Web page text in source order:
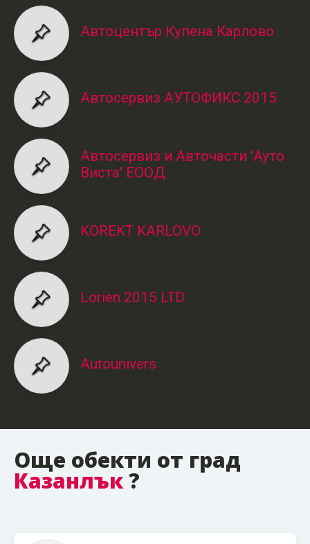
Автоцентър Купена Карлово
Автосервиз АУТОФИКС 2015
Автосервиз и Авточасти 'Ауто
Виста' ЕООД
KOREKT KARLOVO
Lorien 2015 LTD
Autounivers
Още обекти от град
Казанлък?